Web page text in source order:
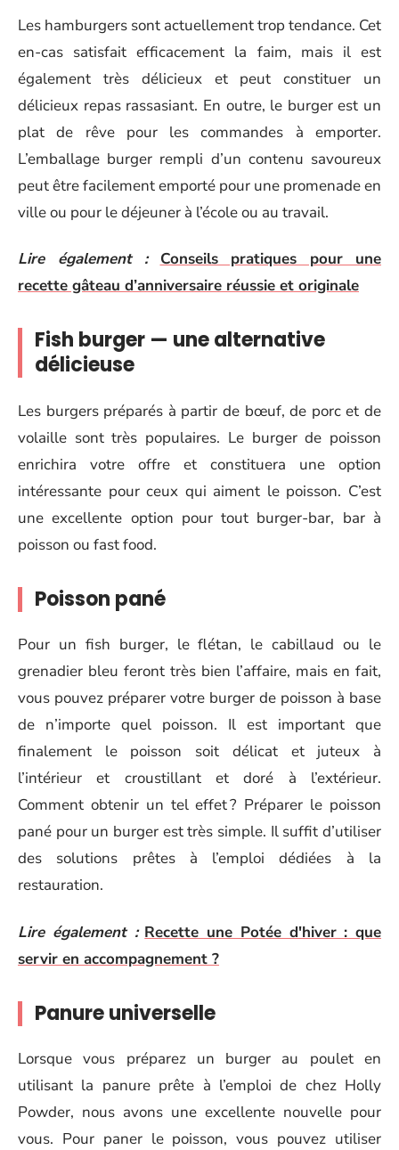
Les hamburgers sont actuellement trop tendance. Cet
en-cas satisfait efficacement la faim, mais il est
également très délicieux et peut constituer un
délicieux repas rassasiant. En outre, le burger est un
plat de rêve pour les commandes à emporter.
L’emballage burger rempli d’un contenu savoureux
peut être facilement emporté pour une promenade en
ville ou pour le déjeuner à l’école ou au travail.
Lire également :
Conseils pratiques pour une
recette gâteau d’anniversaire réussie et originale
Fish burger — une alternative
délicieuse
Les burgers préparés à partir de bœuf, de porc et de
volaille sont très populaires. Le burger de poisson
enrichira votre offre et constituera une option
intéressante pour ceux qui aiment le poisson. C’est
une excellente option pour tout burger-bar, bar à
poisson ou fast food.
Poisson pané
Pour un fish burger, le flétan, le cabillaud ou le
grenadier bleu feront très bien l’affaire, mais en fait,
vous pouvez préparer votre burger de poisson à base
de n’importe quel poisson. Il est important que
finalement le poisson soit délicat et juteux à
l’intérieur et croustillant et doré à l’extérieur.
Comment obtenir un tel effet ? Préparer le poisson
pané pour un burger est très simple. Il suffit d’utiliser
des solutions prêtes à l’emploi dédiées à la
restauration.
Lire également : Recette une Potée d'hiver : que
servir en accompagnement ?
Panure universelle
Lorsque vous préparez un burger au poulet en
utilisant la panure prête à l’emploi de chez Holly
Powder, nous avons une excellente nouvelle pour
vous. Pour paner le poisson, vous pouvez utiliser